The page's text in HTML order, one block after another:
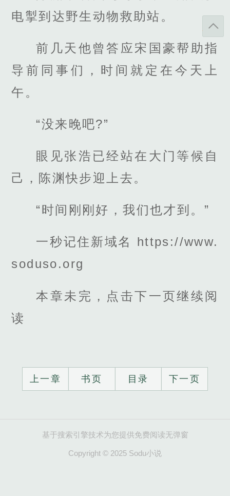
电掣到达野生动物救助站。
前几天他曾答应宋国豪帮助指
导前同事们，时间就定在今天上
午。
“没来晚吧?”
眼见张浩已经站在大门等候自
己，陈渊快步迎上去。
“时间刚刚好，我们也才到。”
一秒记住新域名 https://www.
soduso.org
本章未完，点击下一页继续阅
读
上一章 书页 目录 下一页
基于搜索引擎技术为您提供免费阅读无弹窗
Copyright © 2025 Sodu小说